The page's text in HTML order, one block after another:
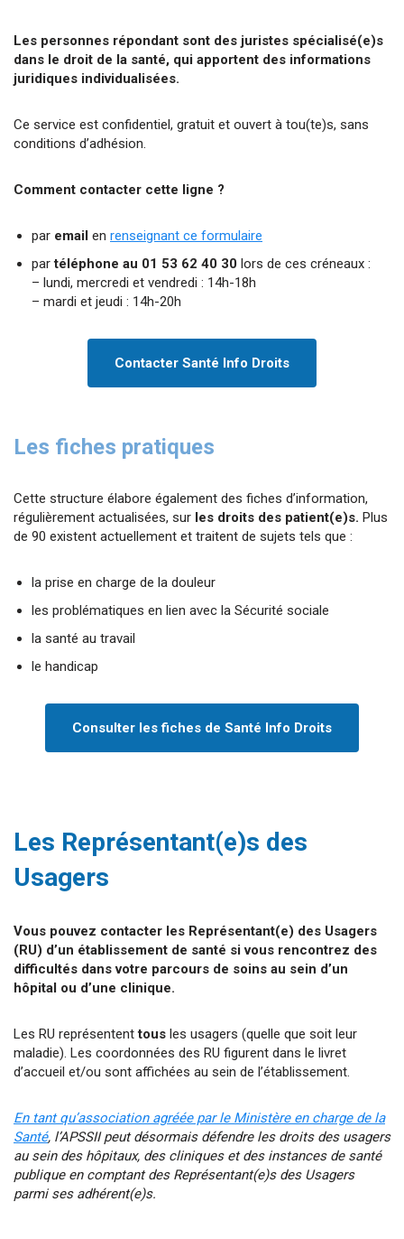
Les personnes répondant sont des juristes spécialisé(e)s
dans le droit de la santé, qui apportent des informations
juridiques individualisées.
Ce service est confidentiel, gratuit et ouvert à tou(te)s, sans
conditions d’adhésion.
Comment contacter cette ligne ?
par email en renseignant ce formulaire
partéléphone au 01 53 62 40 30 lors de ces créneaux :
– lundi, mercredi et vendredi : 14h-18h
– mardi et jeudi : 14h-20h
Contacter Santé Info Droits
Les fiches pratiques
Cette structure élabore également des fiches d’information,
régulièrement actualisées, sur les droits des patient(e)s. Plus
de 90 existent actuellement et traitent de sujets tels que :
la prise en charge de la douleur
les problématiques en lien avec la Sécurité sociale
la santé au travail
le handicap
Consulter les fiches de Santé Info Droits
Les Représentant(e)s des
Usagers
Vous pouvez contacter les Représentant(e) des Usagers
(RU) d’un établissement de santé si vous rencontrez des
difficultés dans votre parcours de soins au sein d’un
hôpital ou d’une clinique.
Les RU représententtous les usagers (quelle que soit leur
maladie). Les coordonnées des RU figurent dans le livret
d’accueil et/ou sont affichées au sein de l’établissement.
En tant qu’association agréée par le Ministère en charge de la
Santé, l’APSSII peut désormais défendre les droits des usagers
au sein des hôpitaux, des cliniques et des instances de santé
publique en comptant des Représentant(e)s des Usagers
parmi ses adhérent(e)s.